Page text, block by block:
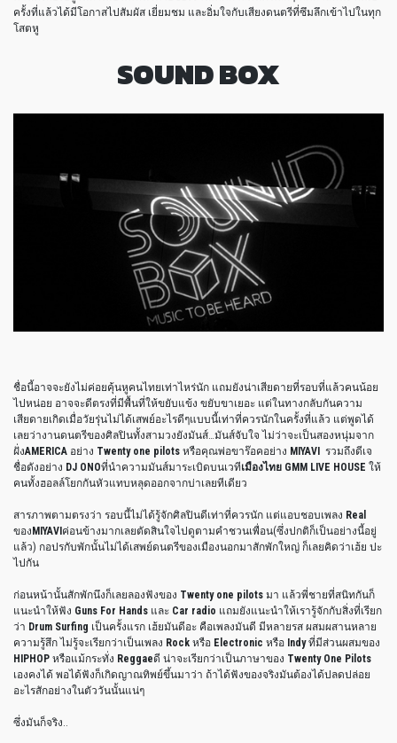
ครั้งที่แล้วได้มีโอกาสไปสัมผัส เยี่ยมชม และอิ่มใจกับเสียงดนตรีที่ซึมลึกเข้าไปในทุก
โสตหู
SOUND BOX
ชื่อนี้อาจจะยังไม่ค่อยคุ้นหูคนไทยเท่าไหร่นัก แถมยังน่าเสียดายที่รอบที่แล้วคนน้อย
ไปหน่อย อาจจะดีตรงที่มีพื้นที่ให้ขยับแข้ง ขยับขาเยอะ แต่ในทางกลับกันความ
เสียดายเกิดเมื่อวัยรุ่นไม่ได้เสพย์อะไรดีๆแบบนี้เท่าที่ควรนักในครั้งที่แล้ว แต่พูดได้
เลยว่างานดนตรีของศิลปินทั้งสามวงยังมันส์…มันส์จับใจ ไม่ว่าจะเป็นสองหนุ่มจาก
ฝั่งAMERICA อย่าง Twenty one pilots หรือคุณพ่อขาร๊อคอย่าง MIYAVI
รวมถึงดีเจ
ชื่อดังอย่าง DJ ONOที่นำความมันส์มาระเบิดบนเวทีเมืองไทย GMM LIVE HOUSE ให้
คนทั้งฮอลล์โยกกันหัวแทบหลุดออกจากบ่าเลยทีเดียว
สารภาพตามตรงว่า รอบนี้ไม่ได้รู้จักศิลปินดีเท่าที่ควรนัก แต่แอบชอบเพลง Real
ของ MIYAVI ค่อนข้างมากเลยตัดสินใจไปดูตามคำชวนเพื่อน(ซึ่งปกติก็เป็นอย่างนี้อยู่
แล้ว) กอปรกับพักนั้นไม่ได้เสพย์ดนตรีของเมืองนอกมาสักพักใหญ่ ก็เลยคิดว่าเฮ้ย ปะ
ไปกัน
ก่อนหน้านั้นสักพักนึงก็เลยลองฟังของ Twenty one pilots มา แล้วพี่ชายที่สนิทกันก็
แนะนำให้ฟัง Guns For Hands และ Car radio แถมยังแนะนำให้เรารู้จักกับสิ่งที่เรียก
ว่า Drum Surfing เป็นครั้งแรก เฮ้ยมันดีอะ คือเพลงมันดี มีหลายรส ผสมผสานหลาย
ความรู้สึก ไม่รู้จะเรียกว่าเป็นเพลง Rock หรือ Electronic หรือ Indyที่มีส่วนผสมของ
HIPHOP หรือแม้กระทั่ง Reggaeดี น่าจะเรียกว่าเป็นภาษาของ Twenty One Pilots
เองคงได้ พอได้ฟังก็เกิดญาณทิพย์ขึ้นมาว่า ถ้าได้ฟังของจริงมันต้องได้ปลดปล่อย
อะไรสักอย่างในตัววันนั้นแน่ๆ
ซึ่งมันก็จริง..